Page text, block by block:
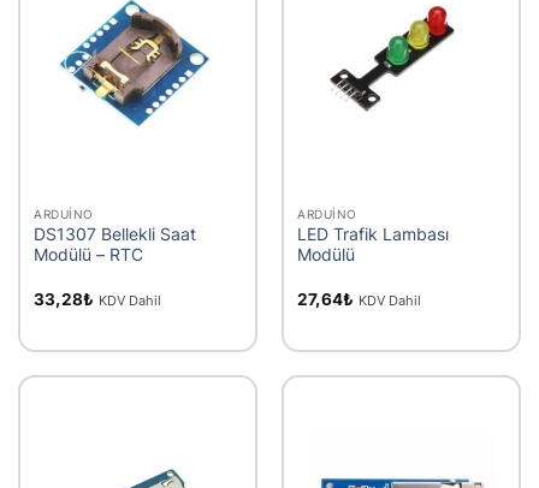
ARDUINO
DS1307 Bellekli Saat
Modülü – RTC
33,28₺ KDV Dahil
ARDUINO
LED Trafik Lambası
Modülü
27,64₺ KDV Dahil